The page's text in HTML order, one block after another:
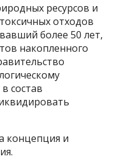
ресурсов и
отходов
более 50 лет,
накопленного
состав
концепция и